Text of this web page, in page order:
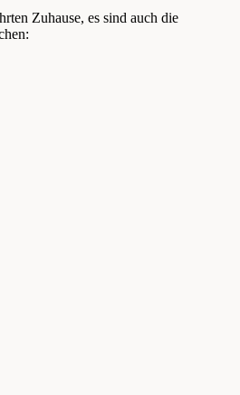
Zuhause, es sind auch die